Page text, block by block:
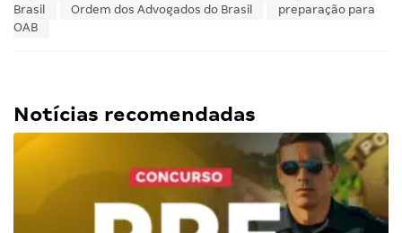
Brasil
Ordem dos Advogados do Brasil
preparação para
OAB
Notícias recomendadas